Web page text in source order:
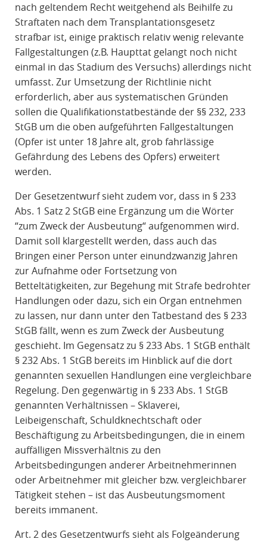
nach geltendem Recht weitgehend als Beihilfe zu
Straftaten nach dem Transplantationsgesetz
strafbar ist, einige praktisch relativ wenig relevante
Fallgestaltungen (z.B. Haupttat gelangt noch nicht
einmal in das Stadium des Versuchs) allerdings nicht
umfasst. Zur Umsetzung der Richtlinie nicht
erforderlich, aber aus systematischen Gründen
sollen die Qualifikationstatbestände der §§ 232, 233
StGB um die oben aufgeführten Fallgestaltungen
(Opfer ist unter 18 Jahre alt, grob fahrlässige
Gefährdung des Lebens des Opfers) erweitert
werden.
Der Gesetzentwurf sieht zudem vor, dass in § 233
Abs. 1 Satz 2 StGB eine Ergänzung um die Wörter
“zum Zweck der Ausbeutung“ aufgenommen wird.
Damit soll klargestellt werden, dass auch das
Bringen einer Person unter einundzwanzig Jahren
zur Aufnahme oder Fortsetzung von
Betteltätigkeiten, zur Begehung mit Strafe bedrohter
Handlungen oder dazu, sich ein Organ entnehmen
zu lassen, nur dann unter den Tatbestand des § 233
StGB fällt, wenn es zum Zweck der Ausbeutung
geschieht. Im Gegensatz zu § 233 Abs. 1 StGB enthält
§ 232 Abs. 1 StGB bereits im Hinblick auf die dort
genannten sexuellen Handlungen eine vergleichbare
Regelung. Den gegenwärtig in § 233 Abs. 1 StGB
genannten Verhältnissen – Sklaverei,
Leibeigenschaft, Schuldknechtschaft oder
Beschäftigung zu Arbeitsbedingungen, die in einem
auffälligen Missverhältnis zu den
Arbeitsbedingungen anderer Arbeitnehmerinnen
oder Arbeitnehmer mit gleicher bzw. vergleichbarer
Tätigkeit stehen – ist das Ausbeutungsmoment
bereits immanent.
Art. 2 des Gesetzentwurfs sieht als Folgeänderung